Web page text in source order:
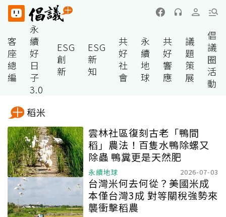
客
座
總
編
永
續
好
日
子
3.0
ESG
創
新
ESG
新
知
共
好
社
會
永
續
地
球
共
好
響
應
議
題
策
展
倡
議
圈
活
動
稻米
雲林社區復刻古老「鴨間
稻」農法！百隻水鴨除螺又
除蟲 鴨糞更是天然肥
永續地球 2026-07-03
台灣米何去何從？美國米成
本僅台灣3成 對等關稅強勢來
襲衝擊稻農